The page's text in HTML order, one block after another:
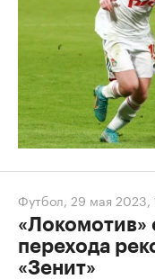
Футбол, 29 мая 2023,
«Локомотив»
перехода
«Зенит»